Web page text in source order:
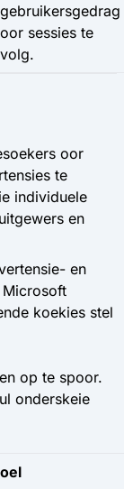
gebruikersgedrag
oor sessies te
volg.
oor
te
individuele
en
en
Microsoft
koekies stel
op te spoor.
onderskeie